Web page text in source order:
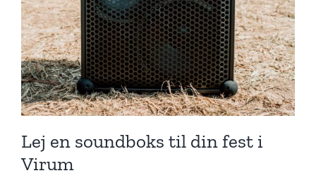
Lej en soundboks til din fest i
Virum